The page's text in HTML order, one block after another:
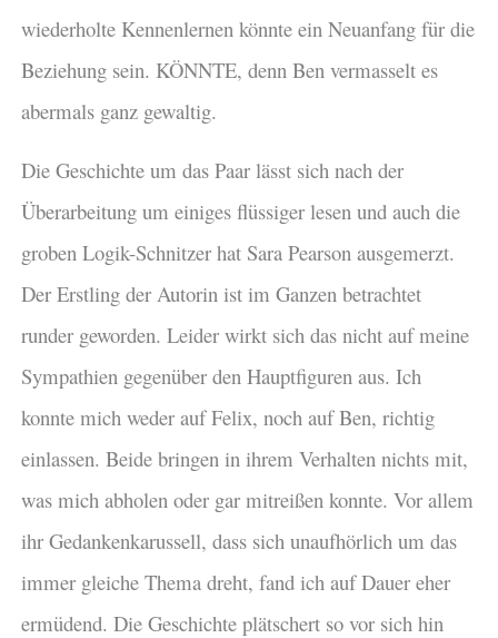
wiederholte Kennenlernen könnte ein Neuanfang für die
Beziehung sein. KÖNNTE, denn Ben vermasselt es
abermals ganz gewaltig.
Die Geschichte um das Paar lässt sich nach der
Überarbeitung um einiges flüssiger lesen und auch die
groben Logik-Schnitzer hat Sara Pearson ausgemerzt.
Der Erstling der Autorin ist im Ganzen betrachtet
runder geworden. Leider wirkt sich das nicht auf meine
Sympathien gegenüber den Hauptfiguren aus. Ich
konnte mich weder auf Felix, noch auf Ben, richtig
einlassen. Beide bringen in ihrem Verhalten nichts mit,
was mich abholen oder gar mitreißen konnte. Vor allem
ihr Gedankenkarussell, dass sich unaufhörlich um das
immer gleiche Thema dreht, fand ich auf Dauer eher
ermüdend. Die Geschichte plätschert so vor sich hin